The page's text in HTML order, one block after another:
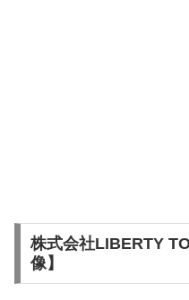
株式会社LIBERTY
像】